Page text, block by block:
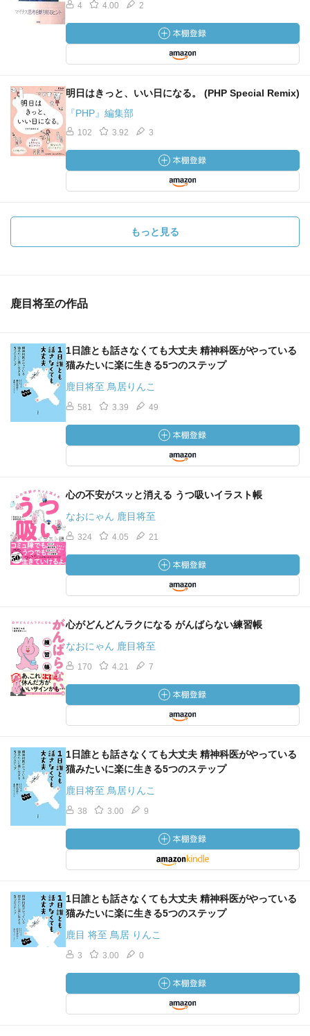
4 4.00 2
明日はきっと、いい日になる。 (PHP Special Remix)
『PHP』編集部
102 3.92 3
もっと見る
鹿目将至の作品
1日誰とも話さなくても大丈夫 精神科医がやっている
猫みたいに楽に生きる5つのステップ
鹿目将至 鳥居りんこ
581 3.39 49
心の不安がスッと消える うつ吸いイラスト帳
なおにゃん 鹿目将至
324 4.05 21
心がどんどんラクになる がんばらない練習帳
なおにゃん 鹿目将至
170 4.21 7
1日誰とも話さなくても大丈夫 精神科医がやっている
猫みたいに楽に生きる5つのステップ
鹿目将至 鳥居りんこ
38 3.00 9
1日誰とも話さなくても大丈夫 精神科医がやっている
猫みたいに楽に生きる5つのステップ
鹿目 将至 鳥居 りんこ
3 3.00 0